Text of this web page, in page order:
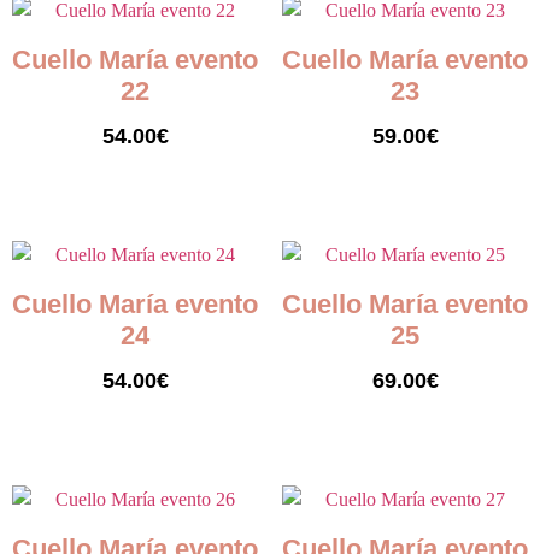
Cuello María evento
22
54.00€
Cuello María evento
23
59.00€
Cuello María evento
24
54.00€
Cuello María evento
25
69.00€